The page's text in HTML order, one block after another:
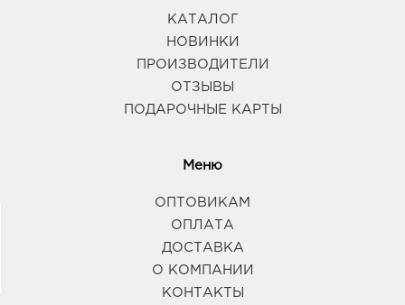
КАТАЛОГ
НОВИНКИ
ПРОИЗВОДИТЕЛИ
ОТЗЫВЫ
ПОДАРОЧНЫЕ КАРТЫ
Меню
ОПТОВИКАМ
ОПЛАТА
ДОСТАВКА
О КОМПАНИИ
КОНТАКТЫ